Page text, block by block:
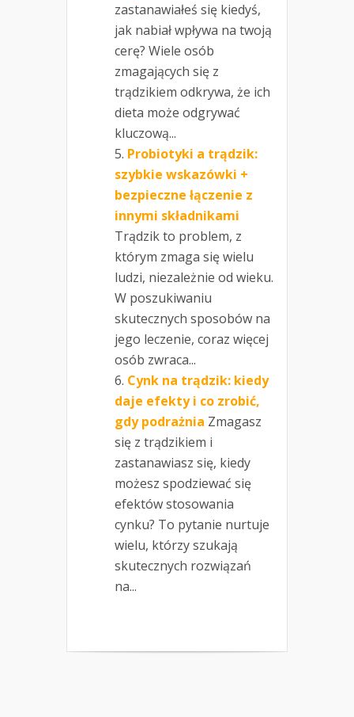
zastanawiałeś się kiedyś,
jak nabiał wpływa na twoją
cerę? Wiele osób
zmagających się z
trądzikiem odkrywa, że ich
dieta może odgrywać
kluczową...
Probiotyki a trądzik:
szybkie wskazówki +
bezpieczne łączenie z
innymi składnikami
Trądzik to problem, z
którym zmaga się wielu
ludzi, niezależnie od wieku.
W poszukiwaniu
skutecznych sposobów na
jego leczenie, coraz więcej
osób zwraca...
Cynk na trądzik: kiedy
daje efekty i co zrobić,
gdy podrażnia Zmagasz
się z trądzikiem i
zastanawiasz się, kiedy
możesz spodziewać się
efektów stosowania
cynku? To pytanie nurtuje
wielu, którzy szukają
skutecznych rozwiązań
na...